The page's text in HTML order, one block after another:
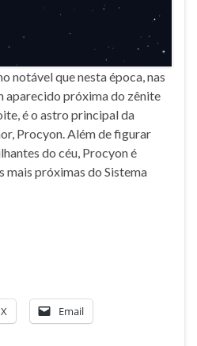
notável que nesta época, nas
aparecido próxima do zênite
é o astro principal da
Procyon. Além de figurar
do céu, Procyon é
mais próximas do Sistema
X Email